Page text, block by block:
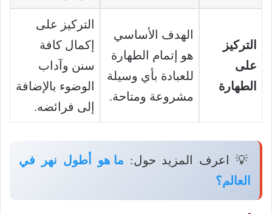
التركيز
على
الطهارة
الهدف الأساسي
هو إتمام الطهارة
للعبادة بأي وسيلة
مشروعة ومتاحة.
التركيز على
إكمال كافة
سنن وآداب
الوضوء بالإضافة
إلى فرائضه.
💡 اعرف المزيد حول: ما هو أطول نهر في
العالم؟